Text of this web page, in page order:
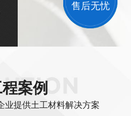
售后无忧
案例
业提供土工材料解决方案